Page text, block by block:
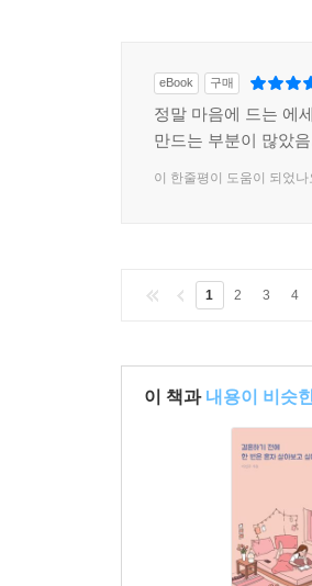
eBook 구매
정말 마음에 드는 에
만드는 부분이 많았
이 한줄평이 도움이 되었나
1 2 3 4
이 책과 내용이 비슷